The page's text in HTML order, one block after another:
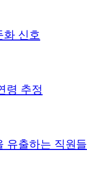
화 신호
령 추정
유출하는 직원들